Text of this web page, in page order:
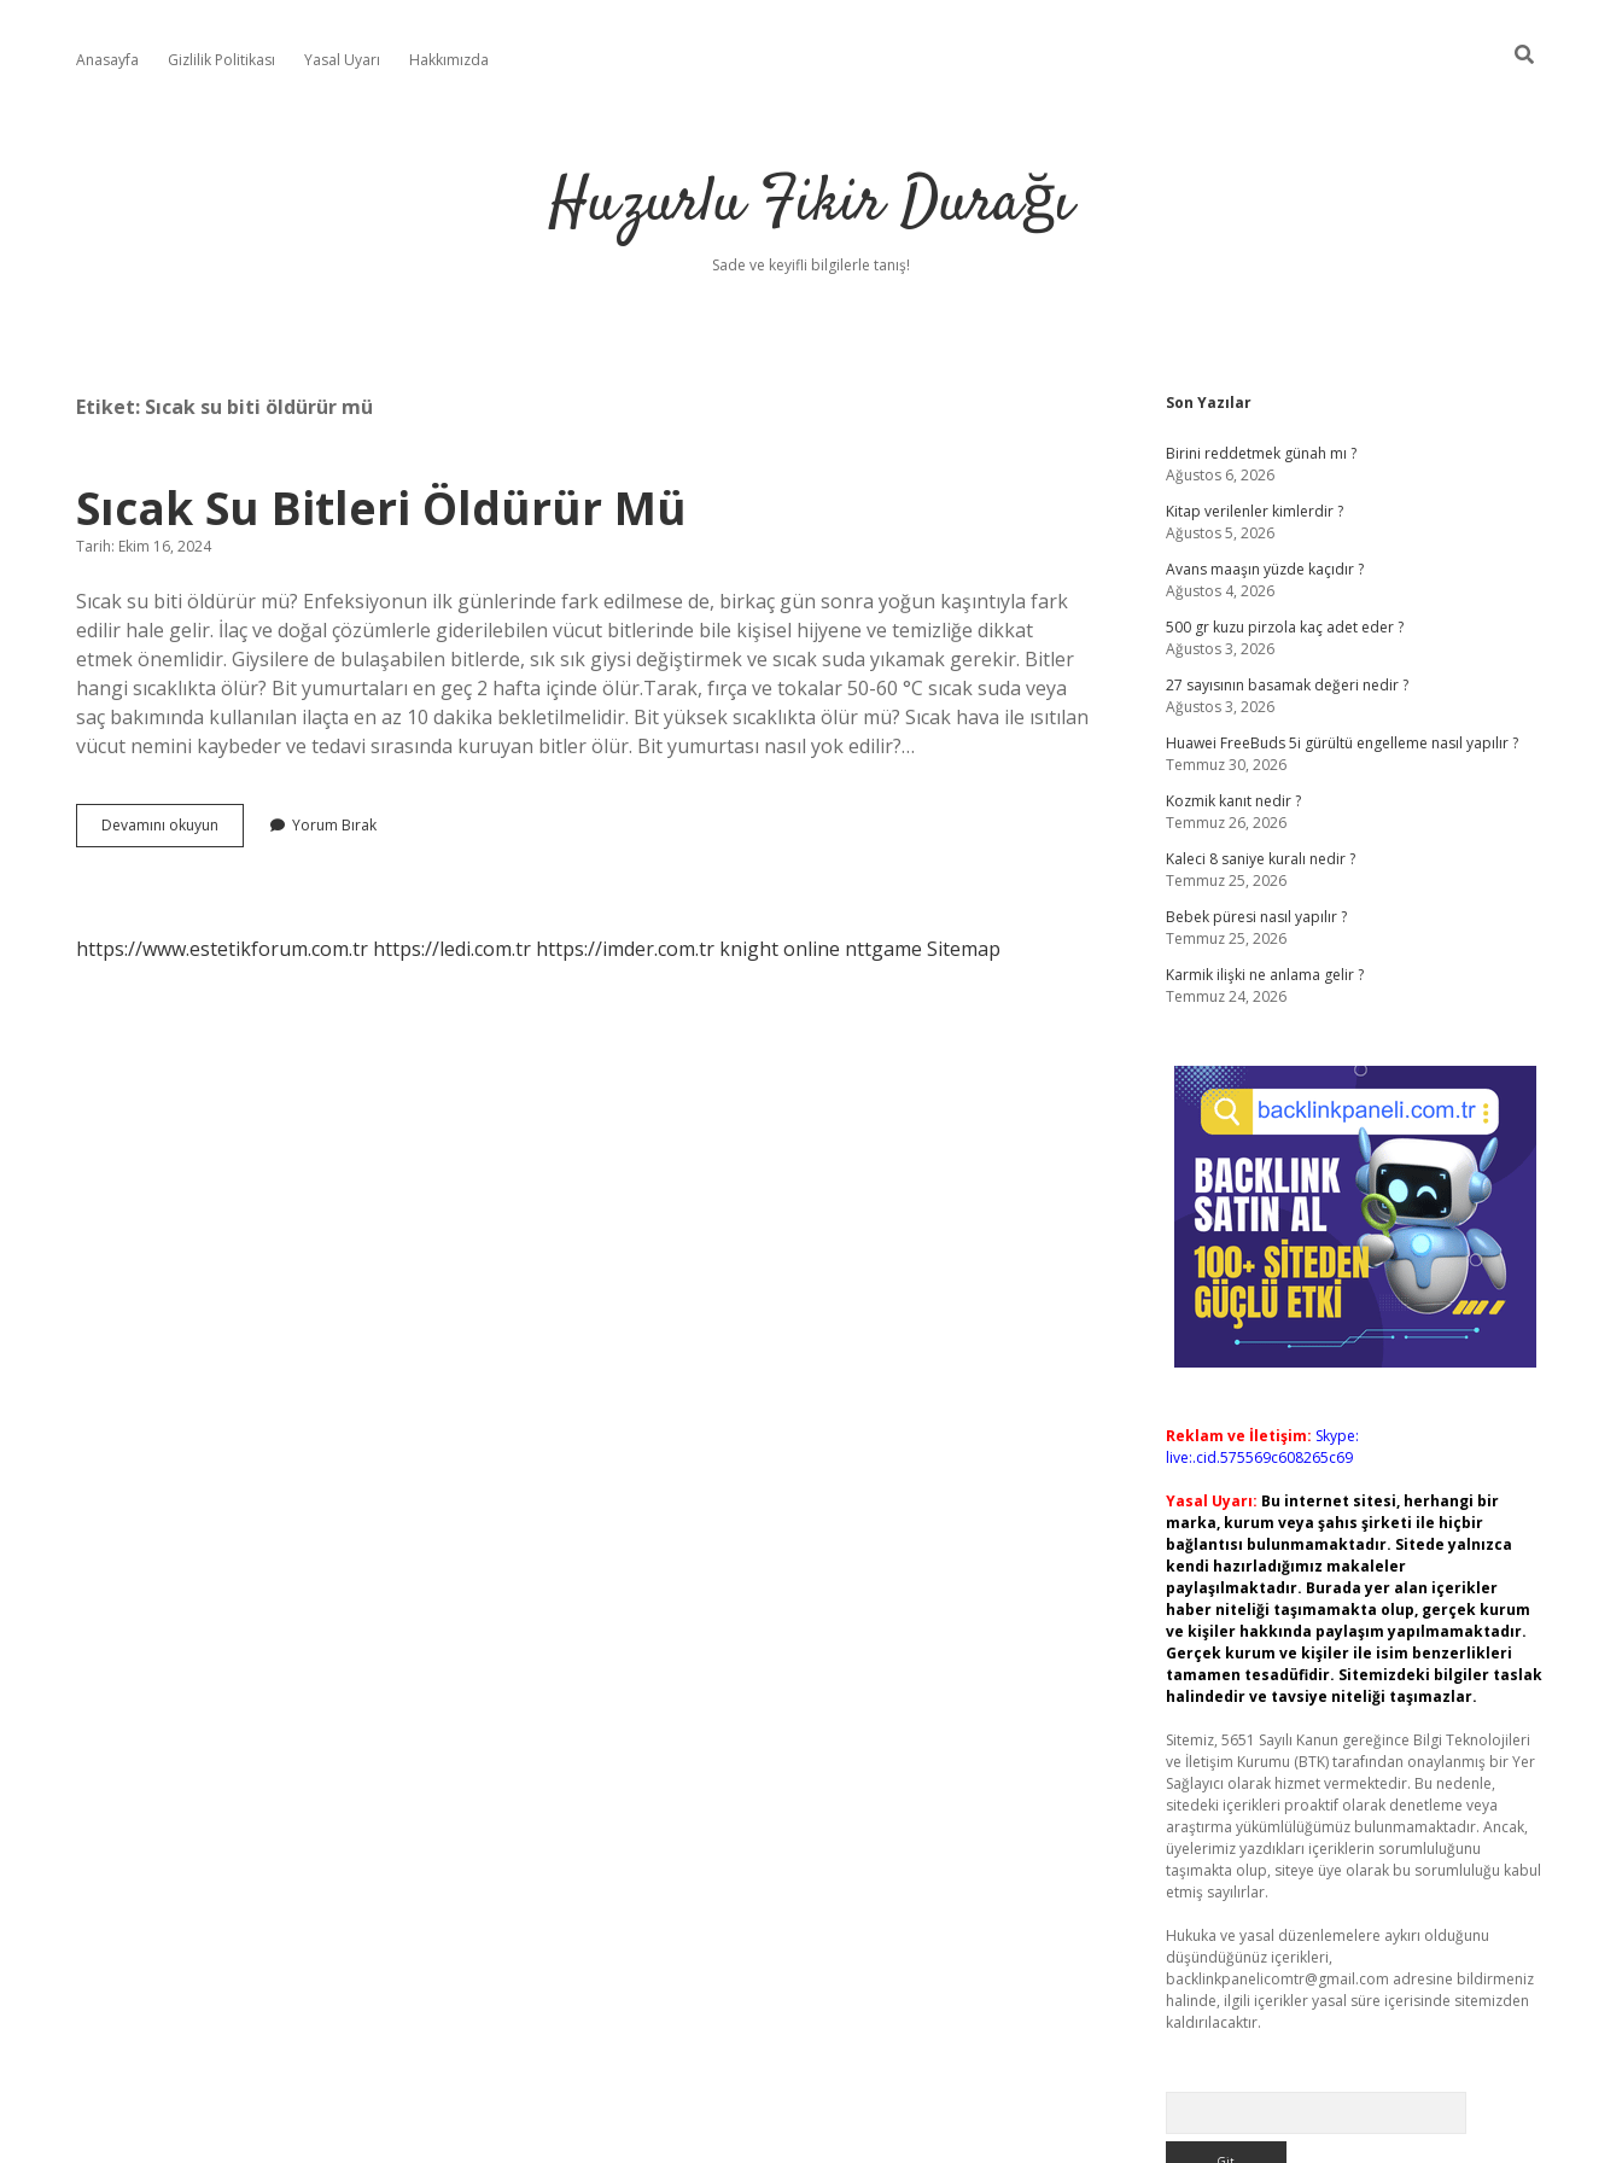
Anasayfa Gizlilik Politikası Yasal Uyarı Hakkımızda
Huzurlu Fikir Durağı
Sade ve keyifli bilgilerle tanış!
Etiket: Sıcak su biti öldürür mü
Sıcak Su Bitleri Öldürür Mü
Tarih: Ekim 16, 2024
Sıcak su biti öldürür mü? Enfeksiyonun ilk günlerinde fark edilmese de, birkaç gün sonra yoğun kaşıntıyla fark
edilir hale gelir. İlaç ve doğal çözümlerle giderilebilen vücut bitlerinde bile kişisel hijyene ve temizliğe dikkat
etmek önemlidir. Giysilere de bulaşabilen bitlerde, sık sık giysi değiştirmek ve sıcak suda yıkamak gerekir. Bitler
hangi sıcaklıkta ölür? Bit yumurtaları en geç 2 hafta içinde ölür.Tarak, fırça ve tokalar 50-60 °C sıcak suda veya
saç bakımında kullanılan ilaçta en az 10 dakika bekletilmelidir. Bit yüksek sıcaklıkta ölür mü? Sıcak hava ile ısıtılan
vücut nemini kaybeder ve tedavi sırasında kuruyan bitler ölür. Bit yumurtası nasıl yok edilir?…
Devamını okuyun
Su
Yorum Bırak
https://www.estetikforum.com.tr https://ledi.com.tr https://imder.com.tr knight online nttgame Sitemap
Sidebar
Son Yazılar
Birini reddetmek günah mı ?
Ağustos 6, 2026
Kitap verilenler kimlerdir ?
Ağustos 5, 2026
Avans maaşın yüzde kaçıdır ?
Ağustos 4, 2026
500 gr kuzu pirzola kaç adet eder ?
Ağustos 3, 2026
27 sayısının basamak değeri nedir ?
Ağustos 3, 2026
Huawei FreeBuds 5i gürültü engelleme nasıl yapılır ?
Temmuz 30, 2026
Kozmik kanıt nedir ?
Temmuz 26, 2026
Kaleci 8 saniye kuralı nedir ?
Temmuz 25, 2026
Bebek püresi nasıl yapılır ?
Temmuz 25, 2026
Karmik ilişki ne anlama gelir ?
Temmuz 24, 2026
Reklam ve İletişim: Skype:
live:.cid.575569c608265c69
Yasal Uyarı: Bu internet sitesi, herhangi bir
marka, kurum veya şahıs şirketi ile hiçbir
bağlantısı bulunmamaktadır. Sitede yalnızca
kendi hazırladığımız makaleler
paylaşılmaktadır. Burada yer alan içerikler
haber niteliği taşımamakta olup, gerçek kurum
ve kişiler hakkında paylaşım yapılmamaktadır.
Gerçek kurum ve kişiler ile isim benzerlikleri
tamamen tesadüfidir. Sitemizdeki bilgiler taslak
halindedir ve tavsiye niteliği taşımazlar.
Sitemiz, 5651 Sayılı Kanun gereğince Bilgi Teknolojileri
ve İletişim Kurumu (BTK) tarafından onaylanmış bir Yer
Sağlayıcı olarak hizmet vermektedir. Bu nedenle,
sitedeki içerikleri proaktif olarak denetleme veya
araştırma yükümlülüğümüz bulunmamaktadır. Ancak,
üyelerimiz yazdıkları içeriklerin sorumluluğunu
taşımakta olup, siteye üye olarak bu sorumluluğu kabul
etmiş sayılırlar.
Hukuka ve yasal düzenlemelere aykırı olduğunu
düşündüğünüz içerikleri,
backlinkpanelicomtr@gmail.com adresine bildirmeniz
halinde, ilgili içerikler yasal süre içerisinde sitemizden
kaldırılacaktır.
ilbet giriş